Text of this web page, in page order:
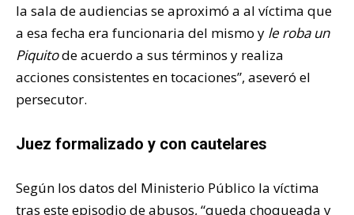
la sala de audiencias se aproximó a al víctima que
a esa fecha era funcionaria del mismo y le roba un
Piquitode acuerdo a sus términos y realiza
acciones consistentes en tocaciones”, aseveró el
persecutor.
Juez formalizado y con cautelares
Según los datos del Ministerio Público la víctima
tras este episodio de abusos, “queda choqueada y